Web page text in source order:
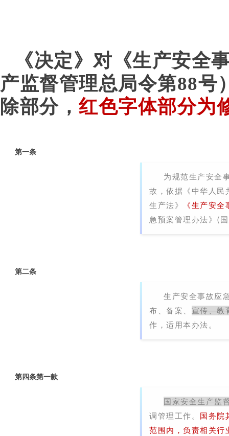
《决定》对《生产安全
产监督管理总局令第88号
除部分， 红色字体部分为
第一条
为规范生产安全
故，依据《中华人民
生产法》
《生产安
急预案管理办法》(
第二条
生产安全事故应
布、备案、 宣传、教
作，适用本办法。
第四条第一款
国家安全生产监
调管理工作。 国务院
范围内，负责相关行